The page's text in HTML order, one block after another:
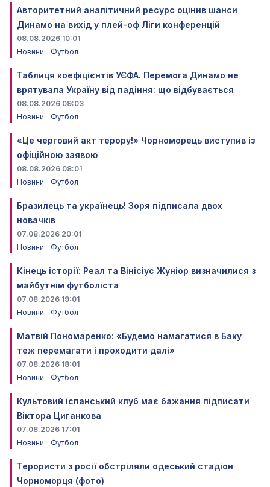
Авторитетний аналітичний ресурс оцінив шанси
Динамо на вихід у плей-оф Ліги конференцій
08.08.2026 10:01
Новини
Футбол
Таблиця коефіцієнтів УЄФА. Перемога Динамо не
врятувала Україну від падіння: що відбувається
08.08.2026 09:03
Новини
Футбол
«Це черговий акт терору!» Чорноморець виступив із
офіційною заявою
08.08.2026 08:01
Новини
Футбол
Бразилець та українець! Зоря підписала двох
новачків
07.08.2026 20:01
Новини
Футбол
Кінець історії: Реал та Вінісіус Жуніор визначилися з
майбутнім футболіста
07.08.2026 19:01
Новини
Футбол
Матвій Пономаренко: «Будемо намагатися в Баку
теж перемагати і проходити далі»
07.08.2026 18:01
Новини
Футбол
Культовий іспанський клуб має бажання підписати
Віктора Циганкова
07.08.2026 17:01
Новини
Футбол
Терористи з росії обстріляли одеський стадіон
Чорноморця (фото)